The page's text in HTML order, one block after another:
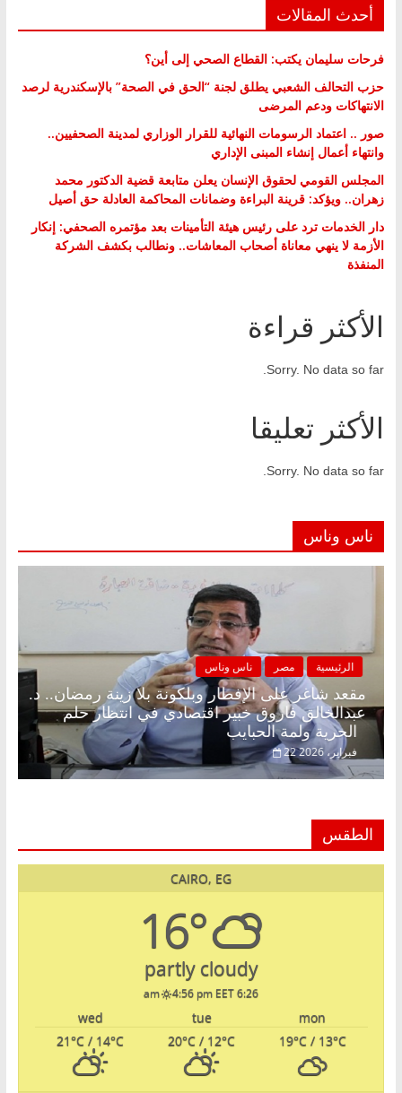
أحدث المقالات
فرحات سليمان يكتب: القطاع الصحي إلى أين؟
حزب التحالف الشعبي يطلق لجنة “الحق في الصحة” بالإسكندرية لرصد
الانتهاكات ودعم المرضى
صور .. اعتماد الرسومات النهائية للقرار الوزاري لمدينة الصحفيين..
وانتهاء أعمال إنشاء المبنى الإداري
المجلس القومي لحقوق الإنسان يعلن متابعة قضية الدكتور محمد
زهران.. ويؤكد: قرينة البراءة وضمانات المحاكمة العادلة حق أصيل
دار الخدمات ترد على رئيس هيئة التأمينات بعد مؤتمره الصحفي: إنكار
الأزمة لا ينهي معاناة أصحاب المعاشات.. ونطالب بكشف الشركة
المنفذة
الأكثر قراءة
Sorry. No data so far.
الأكثر تعليقا
Sorry. No data so far.
ناس وناس
الرئيسية مصر ناس وناس
مقعد شاغر على الإفطار وبلكونة بلا زينة رمضان.. د.
عبدالخالق فاروق خبير اقتصادي في انتظار حلم
22 فبراير، 2026
الطقس
CAIRO, EG
16°
partly cloudy
6:26 am
4:56 pm EET
mon
tue
wed
19°C/ 13°C
20°C / 12°C
21°C / 14°C